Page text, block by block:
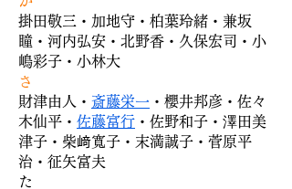
掛田敬三・加地守・柏葉玲緒・兼坂
瞳・河内弘安・北野香・久保宏司・小
嶋彩子・小林大
さ
財津由人・ 斎藤栄一 ・櫻井邦彦・佐々
木仙平・ 佐藤富行 ・佐野和子・澤田美
津子・柴﨑寬子・末満誠子・菅原平
治・征矢富夫
​